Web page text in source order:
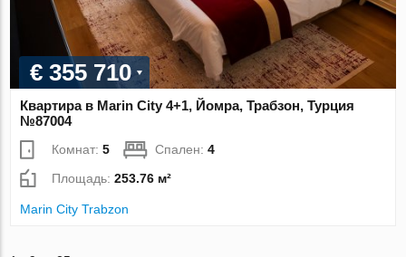
€ 355 710
Квартира в Marin City 4+1, Йомра, Трабзон, Турция
№87004
Комнат:5 Спален:4
Площадь:253.76 м²
Marin City Trabzon